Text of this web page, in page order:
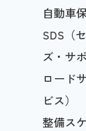
自動車
SDS（
ズ・サ
ロード
ビス）
整備ス